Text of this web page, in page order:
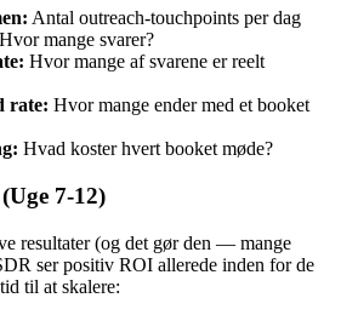
Antal outreach-touchpoints per dag
Hvor mange svarer?
Hvor mange af svarene er reelt
rate: Hvor mange ender med et booket
Hvad koster hvert booket møde?
7-12)
resultater (og det gør den — mange
ser positiv ROI allerede inden for de
til at skalere: